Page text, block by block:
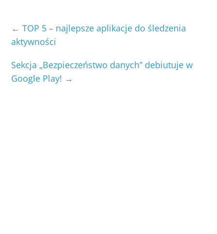
← TOP 5 – najlepsze aplikacje do śledzenia
aktywności
Sekcja „Bezpieczeństwo danych” debiutuje w
Google Play! →